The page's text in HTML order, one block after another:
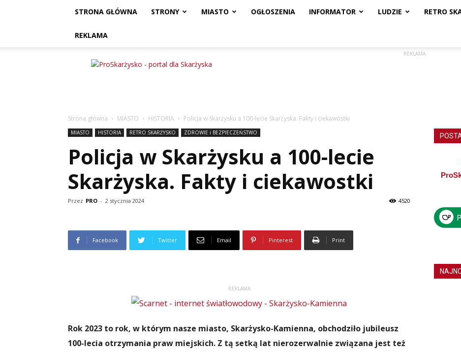
STRONA GŁÓWNA STRONY MIASTO OGŁOSZENIA INFORMATOR LUDZIE RETRO
REKLAMA
ProSkarżysko
REKLAMA
Strona główna MIASTO HISTORIA Policja w Skarżysku a 100-lecie Skarżyska. Fakty i ciekawostki
MIASTO HISTORIA RETRO SKARŻYSKO ZDROWIE i BEZPIECZEŃSTWO
Policja w Skarżysku a 100-lecie
Skarżyska. Fakty i ciekawostki
Przez PRO - 2 stycznia 2024 4520
Facebook Twitter Email Pinterest Print
REKLAMA
Rok 2023 to rok, w którym nasze miasto, Skarżysko-Kamienna, obchodziło jubileusz
100-lecia otrzymania praw miejskich. Z tą setką lat nierozerwalnie związana jest też